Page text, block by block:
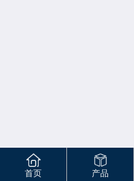
首页 产品